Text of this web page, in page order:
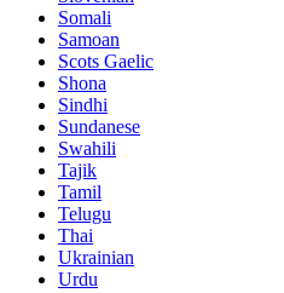
Somali
Samoan
Scots Gaelic
Shona
Sindhi
Sundanese
Swahili
Tajik
Tamil
Telugu
Thai
Ukrainian
Urdu